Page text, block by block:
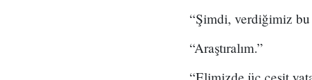
“Şimdi, verdiğimiz bu
“Araştıralım.”